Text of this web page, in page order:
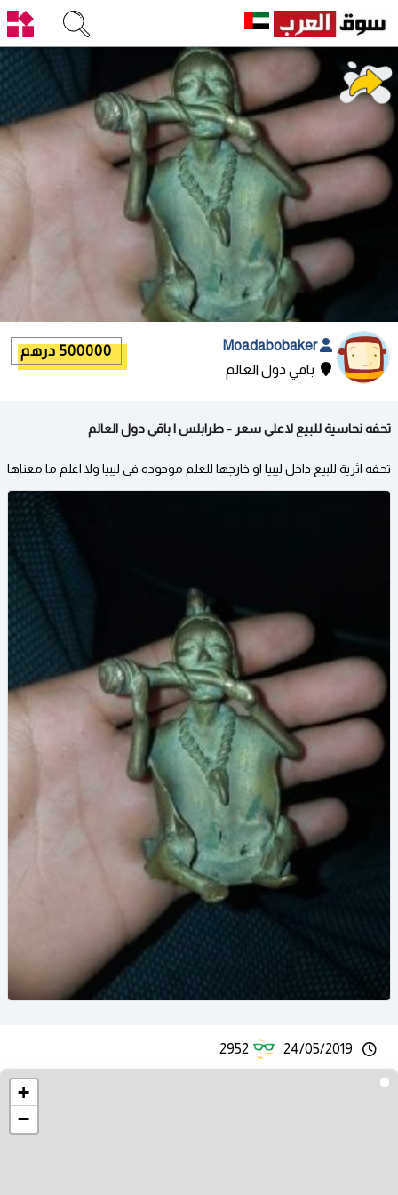
Moadabobaker
باقي دول العالم
500000 درهم
تحفه نحاسية للبيع لاعلي سعر - طرابلس | باقي دول العالم
تحفه اثرية للبيع داخل ليبيا او خارجها للعلم موجوده في ليبيا ولا اعلم ما معناها
24/05/2019
2952
+
−